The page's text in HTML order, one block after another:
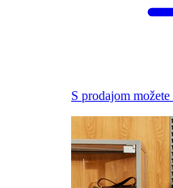
S prodajom